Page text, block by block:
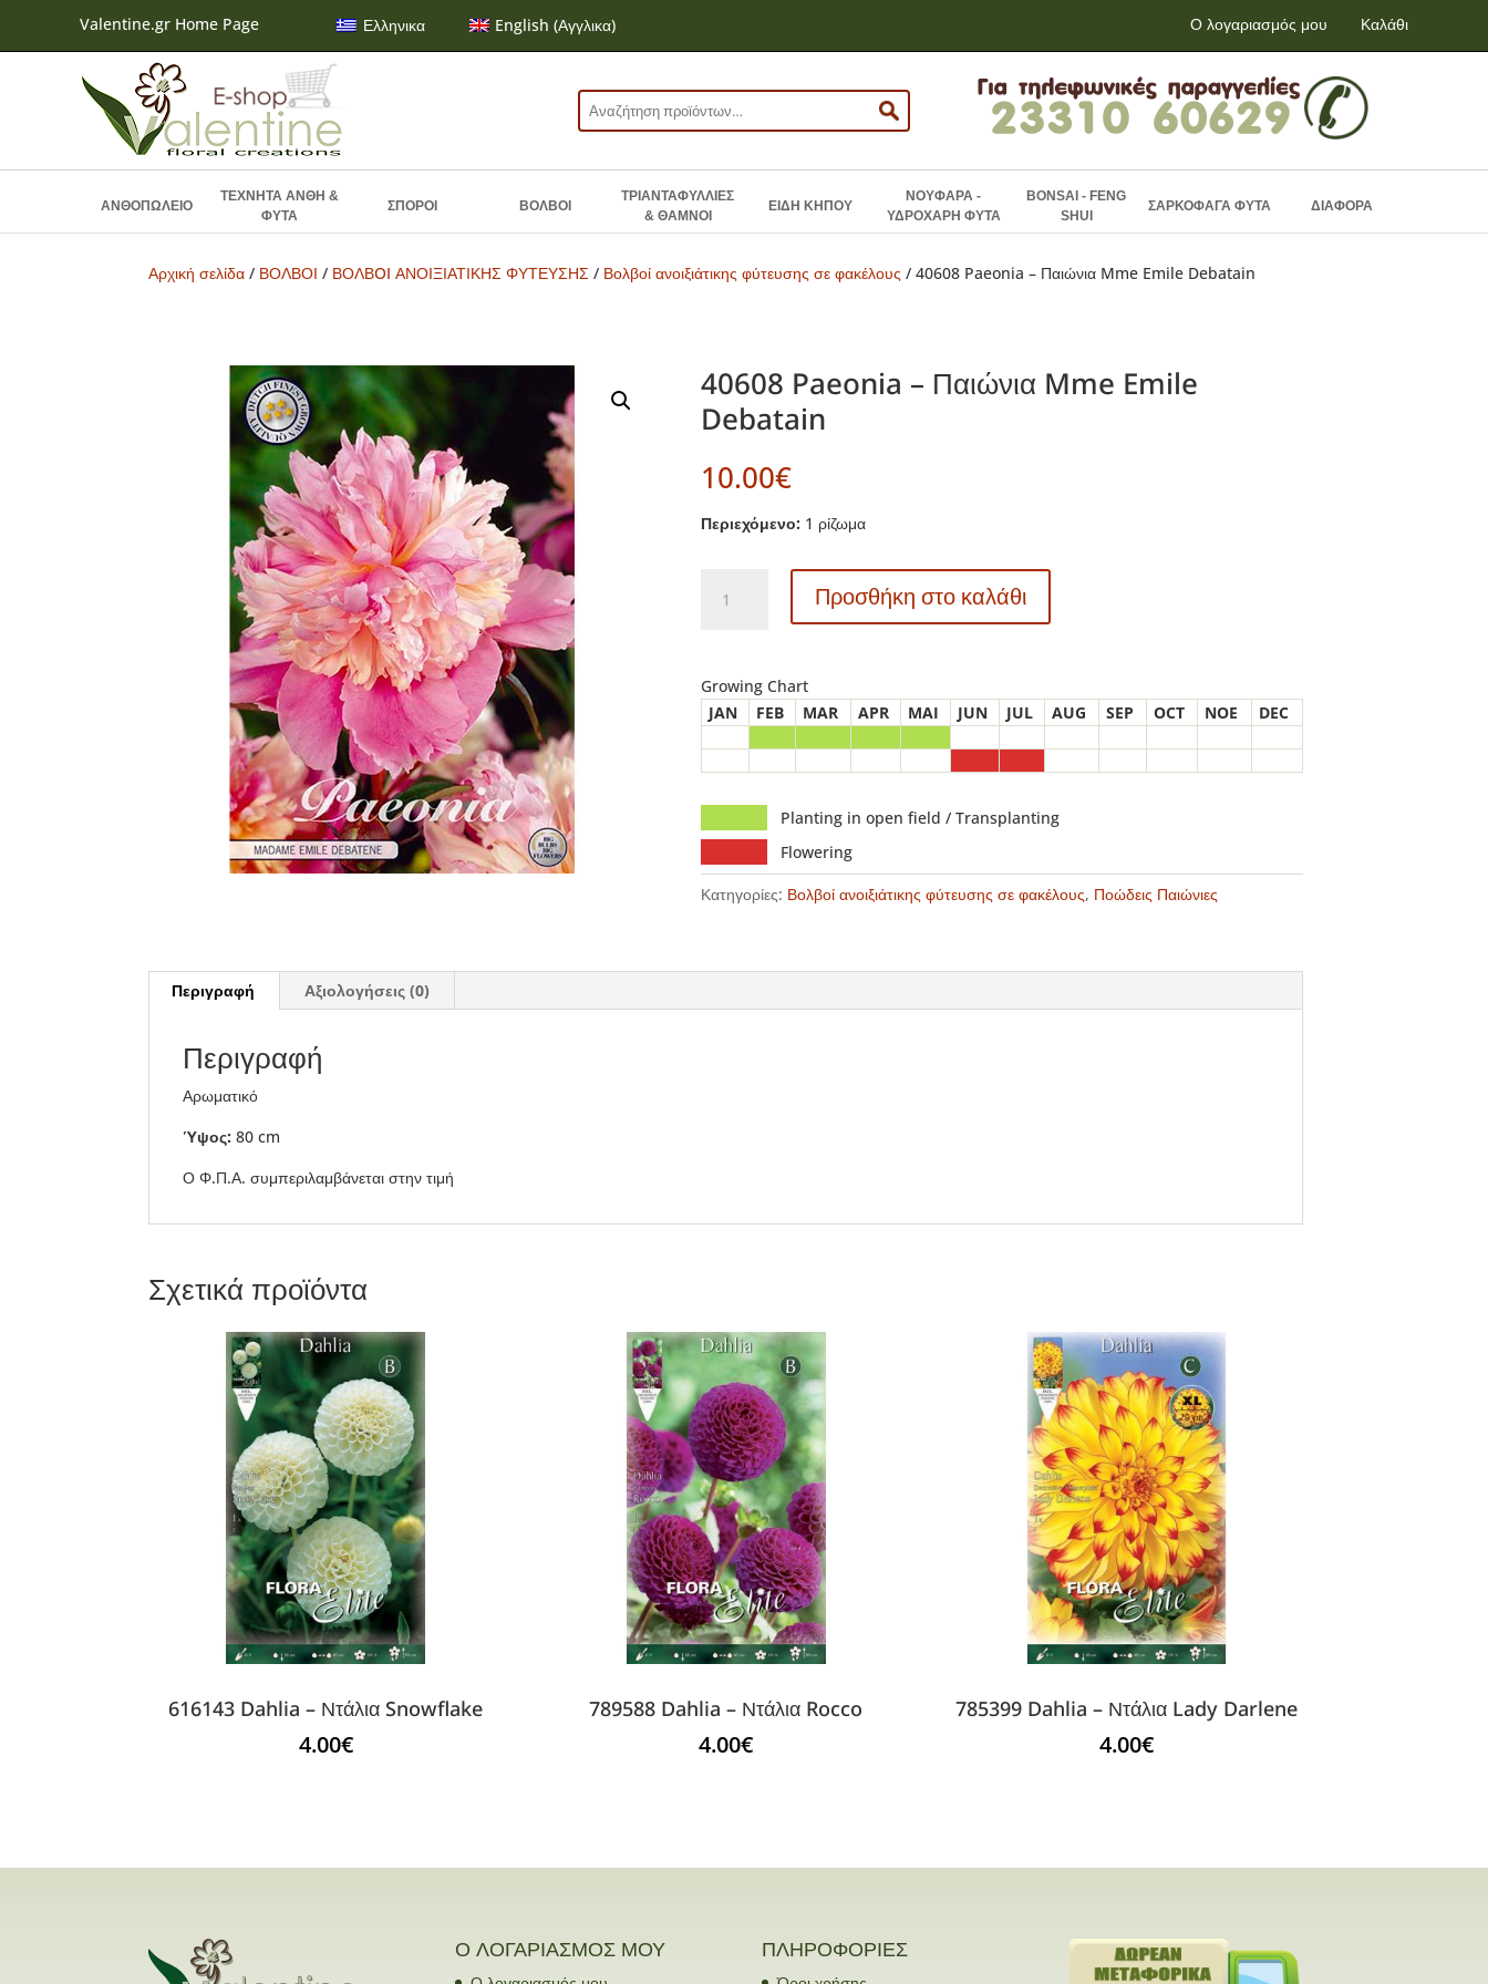
Valentine.gr Home Page Ελληνικα English (Αγγλικα) Ο λογαριασμός μου Καλάθι
Αναζήτηση
για:
ΑΝΘΟΠΩΛΕΙΟ
ΤΕΧΝΗΤΑ ΑΝΘΗ &
ΦΥΤΑ
ΣΠΟΡΟΙ ΒΟΛΒΟΙ
ΤΡΙΑΝΤΑΦΥΛΛΙΕΣ
& ΘΑΜΝΟΙ
ΕΙΔΗ ΚΗΠΟΥ
ΝΟΥΦΑΡΑ -
ΥΔΡΟΧΑΡΗ ΦΥΤΑ
BONSAI - FENG
SHUI
ΣΑΡΚΟΦΑΓΑ ΦΥΤΑ ΔΙΑΦΟΡΑ
Αρχική σελίδα / ΒΟΛΒΟΙ / ΒΟΛΒOI ΑΝΟΙΞΙΑΤΙΚΗΣ ΦΥΤΕΥΣΗΣ / Βολβοί ανοιξιάτικης φύτευσης σε φακέλους / 40608 Paeonia – Παιώνια Mme Emile Debatain
40608 Paeonia – Παιώνια Mme Emile
Debatain
10.00€
Περιεχόμενο: 1 ρίζωμα
Paeonia
Mme
Emile
Προσθήκη στο καλάθι
Growing Chart
JAN
FEB MAR APR MAI JUN JUL AUG SEP OCT NOE DEC
Planting in open field / Transplanting
Flowering
Κατηγορίες: Βολβοί ανοιξιάτικης φύτευσης σε φακέλους, Ποώδεις Παιώνιες
Περιγραφή Αξιολογήσεις (0)
Περιγραφή
Αρωματικό
Ύψος: 80 cm
Ο Φ.Π.Α. συμπεριλαμβάνεται στην τιμή
Σχετικά προϊόντα
616143 Dahlia – Ντάλια Snowflake
4.00€
789588 Dahlia – Ντάλια Rocco
4.00€
785399 Dahlia – Ντάλια Lady Darlene
4.00€
Ο ΛΟΓΑΡΙΑΣΜΟΣ ΜΟΥ ΠΛΗΡΟΦΟΡΙΕΣ